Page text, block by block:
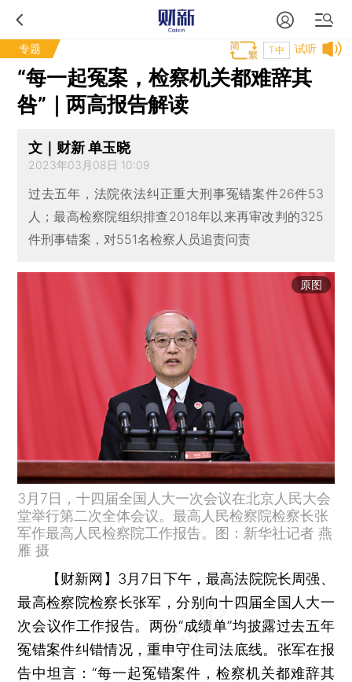
专题 试听
T中
“每一起冤案，检察机关都难辞其
咎”｜两高报告解读
文｜财新 单玉晓
2023年03月08日 10:09
过去五年，法院依法纠正重大刑事冤错案件26件53
人；最高检察院组织排查2018年以来再审改判的325
件刑事错案，对551名检察人员追责问责
原图
3月7日，十四届全国人大一次会议在北京人民大会
堂举行第二次全体会议。最高人民检察院检察长张
军作最高人民检察院工作报告。图：新华社记者 燕
雁 摄
【财新网】 3月7日下午，最高法院院长周强、
最高检察院检察长张军，分别向十四届全国人大一
次会议作工作报告。两份“成绩单”均披露过去五年
冤错案件纠错情况，重申守住司法底线。张军在报
告中坦言：“每一起冤错案件，检察机关都难辞其